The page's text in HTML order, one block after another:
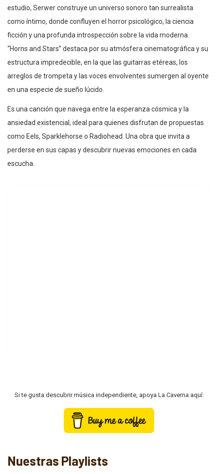
estudio, Serwer construye un universo sonoro tan surrealista
como íntimo, donde confluyen el horror psicológico, la ciencia
ficción y una profunda introspección sobre la vida moderna.
“Horns and Stars” destaca por su atmósfera cinematográfica y su
estructura impredecible, en la que las guitarras etéreas, los
arreglos de trompeta y las voces envolventes sumergen al oyente
en una especie de sueño lúcido.
Es una canción que navega entre la esperanza cósmica y la
ansiedad existencial, ideal para quienes disfrutan de propuestas
como Eels, Sparklehorse o Radiohead. Una obra que invita a
perderse en sus capas y descubrir nuevas emociones en cada
escucha.
Si te gusta descubrir música independiente, apoya La Caverna aquí:
Nuestras Playlists